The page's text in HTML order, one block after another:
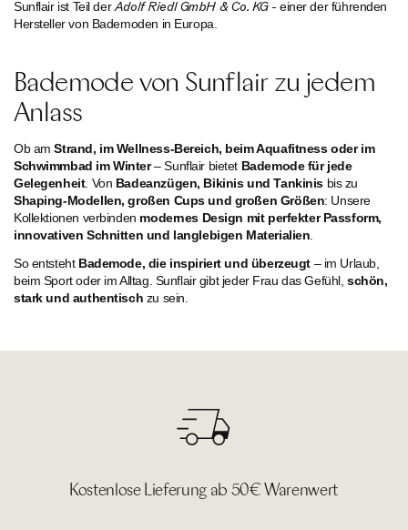
Sunflair ist Teil derAdolf Riedl GmbH & Co. KG -einer der führenden
Hersteller von Bademoden in Europa.
Bademode von Sunflair zu jedem
Anlass
Ob amStrand, im Wellness-Bereich, beim Aquafitness oder im
Schwimmbad im Winter– Sunflair bietet Bademode für jede
Gelegenheit. Von Badeanzügen, Bikinis und Tankinis bis zu
Shaping-Modellen, großen Cups und großen Größen: Unsere
Kollektionen verbinden modernes Design mit perfekter Passform,
innovativen Schnitten und langlebigen Materialien.
So entsteht Bademode, die inspiriert und überzeugt – im Urlaub,
beim Sport oder im Alltag. Sunflair gibt jeder Frau das Gefühl,schön,
stark und authentisch zu sein.
Kostenlose Lieferung ab 50€ Warenwert